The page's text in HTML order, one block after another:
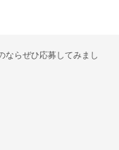
ならぜひ応募してみまし